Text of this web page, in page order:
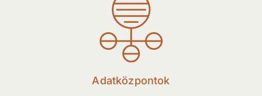
Adatközpontok